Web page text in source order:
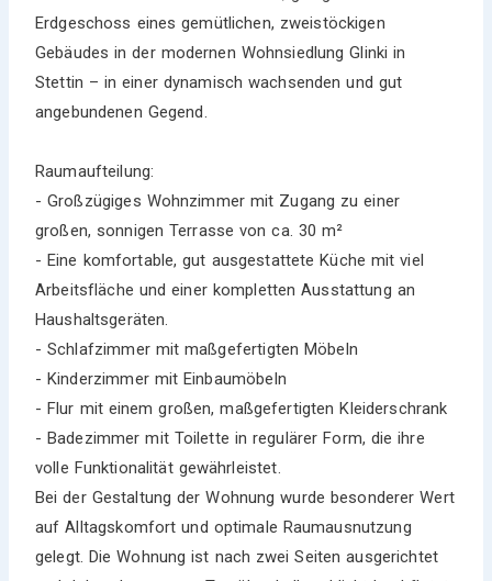
Erdgeschoss eines gemütlichen, zweistöckigen
Gebäudes in der modernen Wohnsiedlung Glinki in
Stettin – in einer dynamisch wachsenden und gut
angebundenen Gegend.
Raumaufteilung:
- Großzügiges Wohnzimmer mit Zugang zu einer
großen, sonnigen Terrasse von ca. 30 m²
- Eine komfortable, gut ausgestattete Küche mit viel
Arbeitsfläche und einer kompletten Ausstattung an
Haushaltsgeräten.
- Schlafzimmer mit maßgefertigten Möbeln
- Kinderzimmer mit Einbaumöbeln
- Flur mit einem großen, maßgefertigten Kleiderschrank
- Badezimmer mit Toilette in regulärer Form, die ihre
volle Funktionalität gewährleistet.
Bei der Gestaltung der Wohnung wurde besonderer Wert
auf Alltagskomfort und optimale Raumausnutzung
gelegt. Die Wohnung ist nach zwei Seiten ausgerichtet